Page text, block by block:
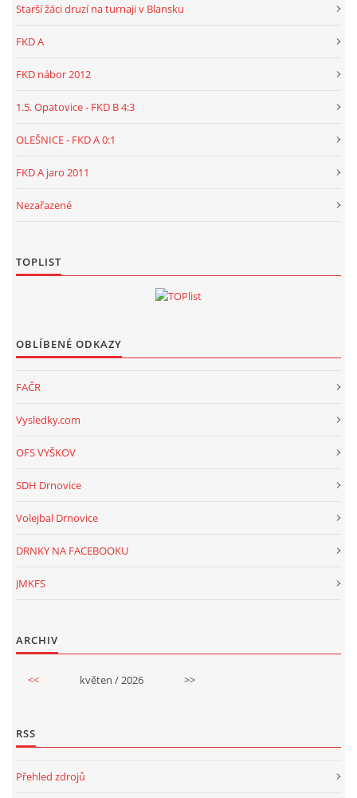
Starší žáci druzí na turnaji v Blansku
FKD A
FKD nábor 2012
1.5. Opatovice - FKD B 4:3
OLEŠNICE - FKD A 0:1
FKD A jaro 2011
Nezařazené
TOPLIST
OBLÍBENÉ ODKAZY
FAČR
Vysledky.com
OFS VYŠKOV
SDH Drnovice
Volejbal Drnovice
DRNKY NA FACEBOOKU
JMKFS
ARCHIV
<< květen / 2026 >>
RSS
Přehled zdrojů